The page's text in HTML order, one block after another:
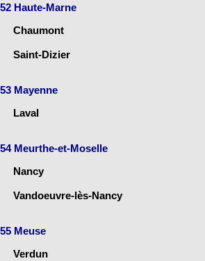
52 Haute-Marne
Chaumont
Saint-Dizier
53 Mayenne
Laval
54 Meurthe-et-Moselle
Nancy
Vandoeuvre-lès-Nancy
55 Meuse
Verdun